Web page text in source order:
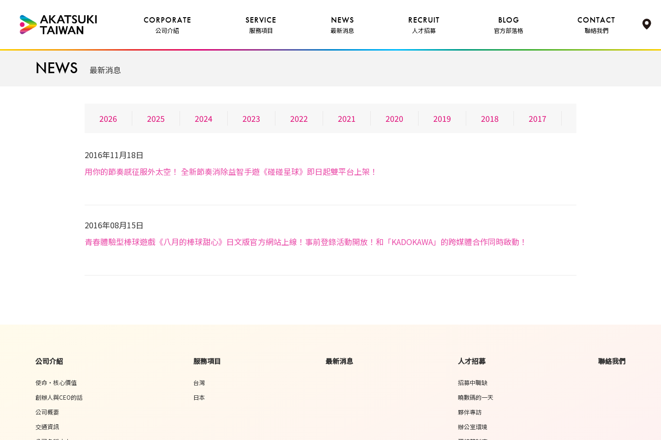
CORPORATE
公司介紹
SERVICE
服務項目
NEWS
最新消息
RECRUIT
人才招募
BLOG
官方部落格
CONTACT
聯絡我們
NEWS 最新消息
2026 2025 2024 2023 2022 2021 2020 2019 2018 2017
2016年11月18日
用你的節奏感征服外太空！ 全新節奏消除益智手遊《碰碰星球》即日起雙平台上架！
2016年08月15日
青春體驗型棒球遊戲《八月的棒球甜心》日文版官方網站上線！事前登錄活動開放！和「KADOKAWA」的跨媒體合作同時啟動！
公司介紹
使命・核心價值
創辦人與CEO的話
公司概要
交通資訊
服務項目
台灣
日本
最新消息 人才招募
招募中職缺
曉數碼的一天
夥伴專訪
辦公室環境
聯絡我們